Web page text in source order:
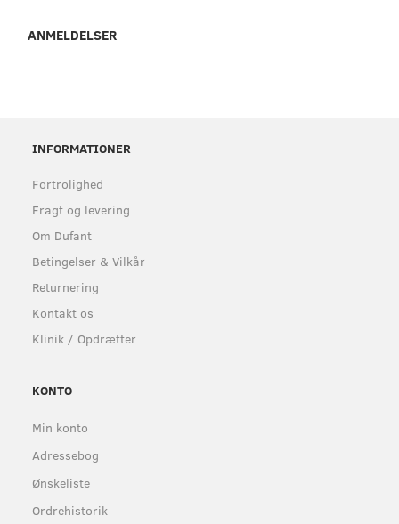
ANMELDELSER
INFORMATIONER
Fortrolighed
Fragt og levering
Om Dufant
Betingelser & Vilkår
Returnering
Kontakt os
Klinik / Opdrætter
KONTO
Min konto
Adressebog
Ønskeliste
Ordrehistorik